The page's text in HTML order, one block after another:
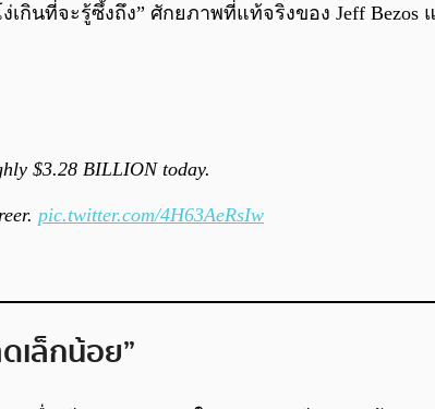
กินที่จะรู้ซึ้งถึง” ศักยภาพที่แท้จริงของ Jeff Bezos
$3.28 BILLION today.
pic.twitter.com/4H63AeRsIw
เล็กน้อย”